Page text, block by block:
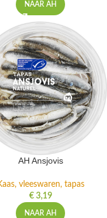
NAAR AH
AH Ansjovis
vleeswaren, tapas
€3,19
NAAR AH